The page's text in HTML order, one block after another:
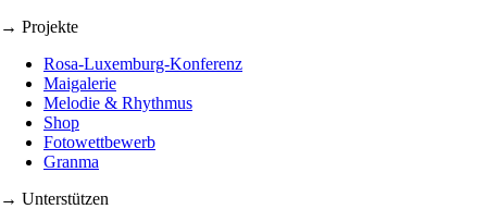
→ Projekte
Rosa-Luxemburg-Konferenz
Maigalerie
Melodie & Rhythmus
Shop
Fotowettbewerb
Granma
→ Unterstützen